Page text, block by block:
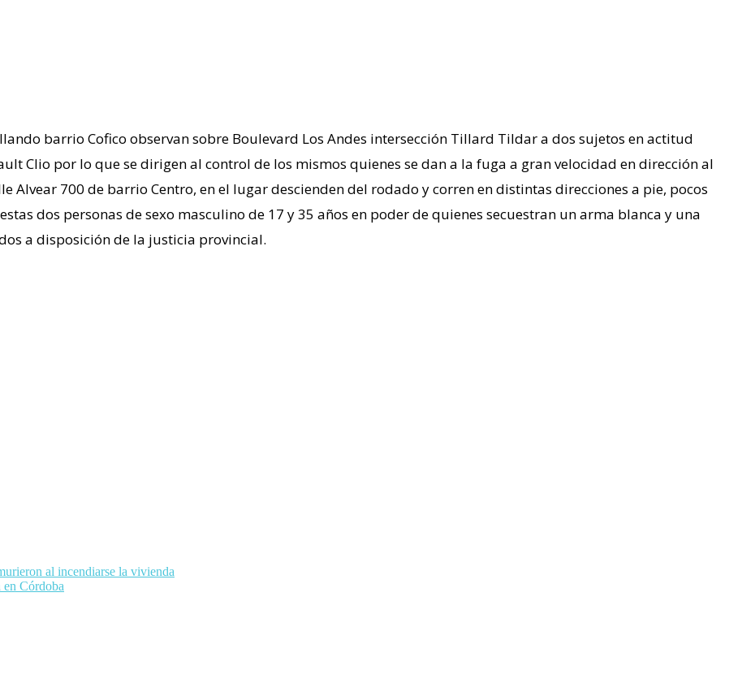
barrio Cofico observan sobre Boulevard Los Andes intersección Tillard Tildar a dos sujetos en actitud
Clio por lo que se dirigen al control de los mismos quienes se dan a la fuga a gran velocidad en dirección al
Alvear 700 de barrio Centro, en el lugar descienden del rodado y corren en distintas direcciones a pie, pocos
dos personas de sexo masculino de 17 y 35 años en poder de quienes secuestran un arma blanca y una
a disposición de la justicia provincial.
al incendiarse la vivienda
en Córdoba